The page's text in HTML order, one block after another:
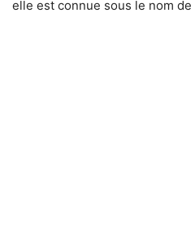
elle est connue sous le nom de